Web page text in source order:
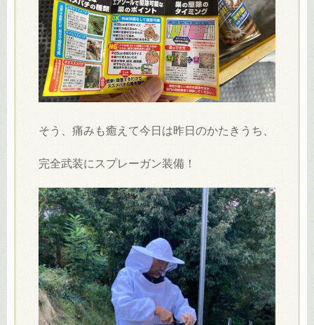
そう、痛みも癒えて今日は昨日のかたきうち、
完全武装にスプレーガン装備！